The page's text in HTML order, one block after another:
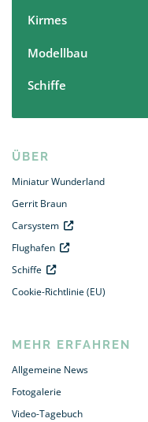
Kirmes
Modellbau
Schiffe
ÜBER
Miniatur Wunderland
Gerrit Braun
Carsystem
Flughafen
Schiffe
Cookie-Richtlinie (EU)
MEHR ERFAHREN
Allgemeine News
Fotogalerie
Video-Tagebuch